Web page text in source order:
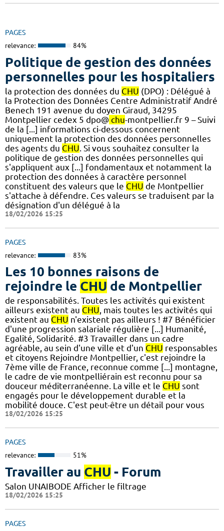
PAGES
relevance: 84%
Politique de gestion des données
personnelles pour les hospitaliers
la protection des données du CHU (DPO) : Délégué à
la Protection des Données Centre Administratif André
Benech 191 avenue du doyen Giraud, 34295
Montpellier cedex 5 dpo@ chu-montpellier.fr 9 – Suivi
de la [...] informations ci-dessous concernent
uniquement la protection des données personnelles
des agents du CHU . Si vous souhaitez consulter la
politique de gestion des données personnelles qui
s'appliquent aux [...] fondamentaux et notamment la
protection des données à caractère personnel
constituent des valeurs que le CHU de Montpellier
s'attache à défendre. Ces valeurs se traduisent par la
désignation d'un délégué à la
18/02/2026 15:25
PAGES
relevance: 83%
Les 10 bonnes raisons de
rejoindre le CHU de Montpellier
de responsabilités. Toutes les activités qui existent
ailleurs existent au CHU, mais toutes les activités qui
existent au CHU n'existent pas ailleurs ! #7 Bénéficier
d'une progression salariale régulière [...] Humanité,
Egalité, Solidarité. #3 Travailler dans un cadre
agréable, au sein d'une ville et d'un CHU responsables
et citoyens Rejoindre Montpellier, c'est rejoindre la
7ème ville de France, reconnue comme [...] montagne,
le cadre de vie montpelliérain est reconnu pour sa
douceur méditerranéenne. La ville et le CHU sont
engagés pour le développement durable et la
mobilité douce. C'est peut-être un détail pour vous
18/02/2026 15:25
PAGES
relevance: 51%
Travailler au CHU - Forum
Salon UNAIBODE Afficher le filtrage
18/02/2026 15:25
PAGES